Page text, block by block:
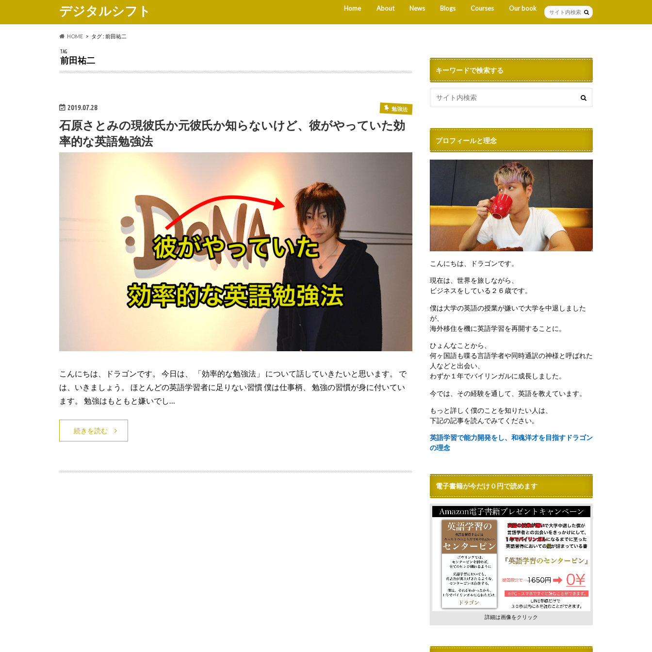
デジタルシフト Home About News Blogs Courses Our book
HOME タグ : 前田祐二
TAG
前田祐二
2019.07.28 勉強法
石原さとみの現彼氏か元彼氏か知らないけど、彼がやっていた効
率的な英語勉強法
こんにちは、ドラゴンです。 今日は、 「効率的な勉強法」 について話していきたいと思います。 で
は、いきましょう。 ほとんどの英語学習者に足りない習慣 僕は仕事柄、 勉強の習慣が身に付いてい
ます。 勉強はもともと嫌いでし…
続きを読む
キーワードで検索する
プロフィールと理念
こんにちは、ドラゴンです。
現在は、世界を旅しながら、
ビジネスをしている２６歳です。
僕は大学の英語の授業が嫌いで大学を中退しました
が、
海外移住を機に英語学習を再開することに。
ひょんなことから、
何ヶ国語も喋る言語学者や同時通訳の神様と呼ばれた
人などと出会い、
わずか１年でバイリンガルに成長しました。
今では、その経験を通して、英語を教えています。
もっと詳しく僕のことを知りたい人は、
下記の記事を読んでみてください。
英語学習で能力開発をし、和魂洋才を目指すドラゴン
の理念
電子書籍が今だけ０円で読めます
詳細は画像をクリック